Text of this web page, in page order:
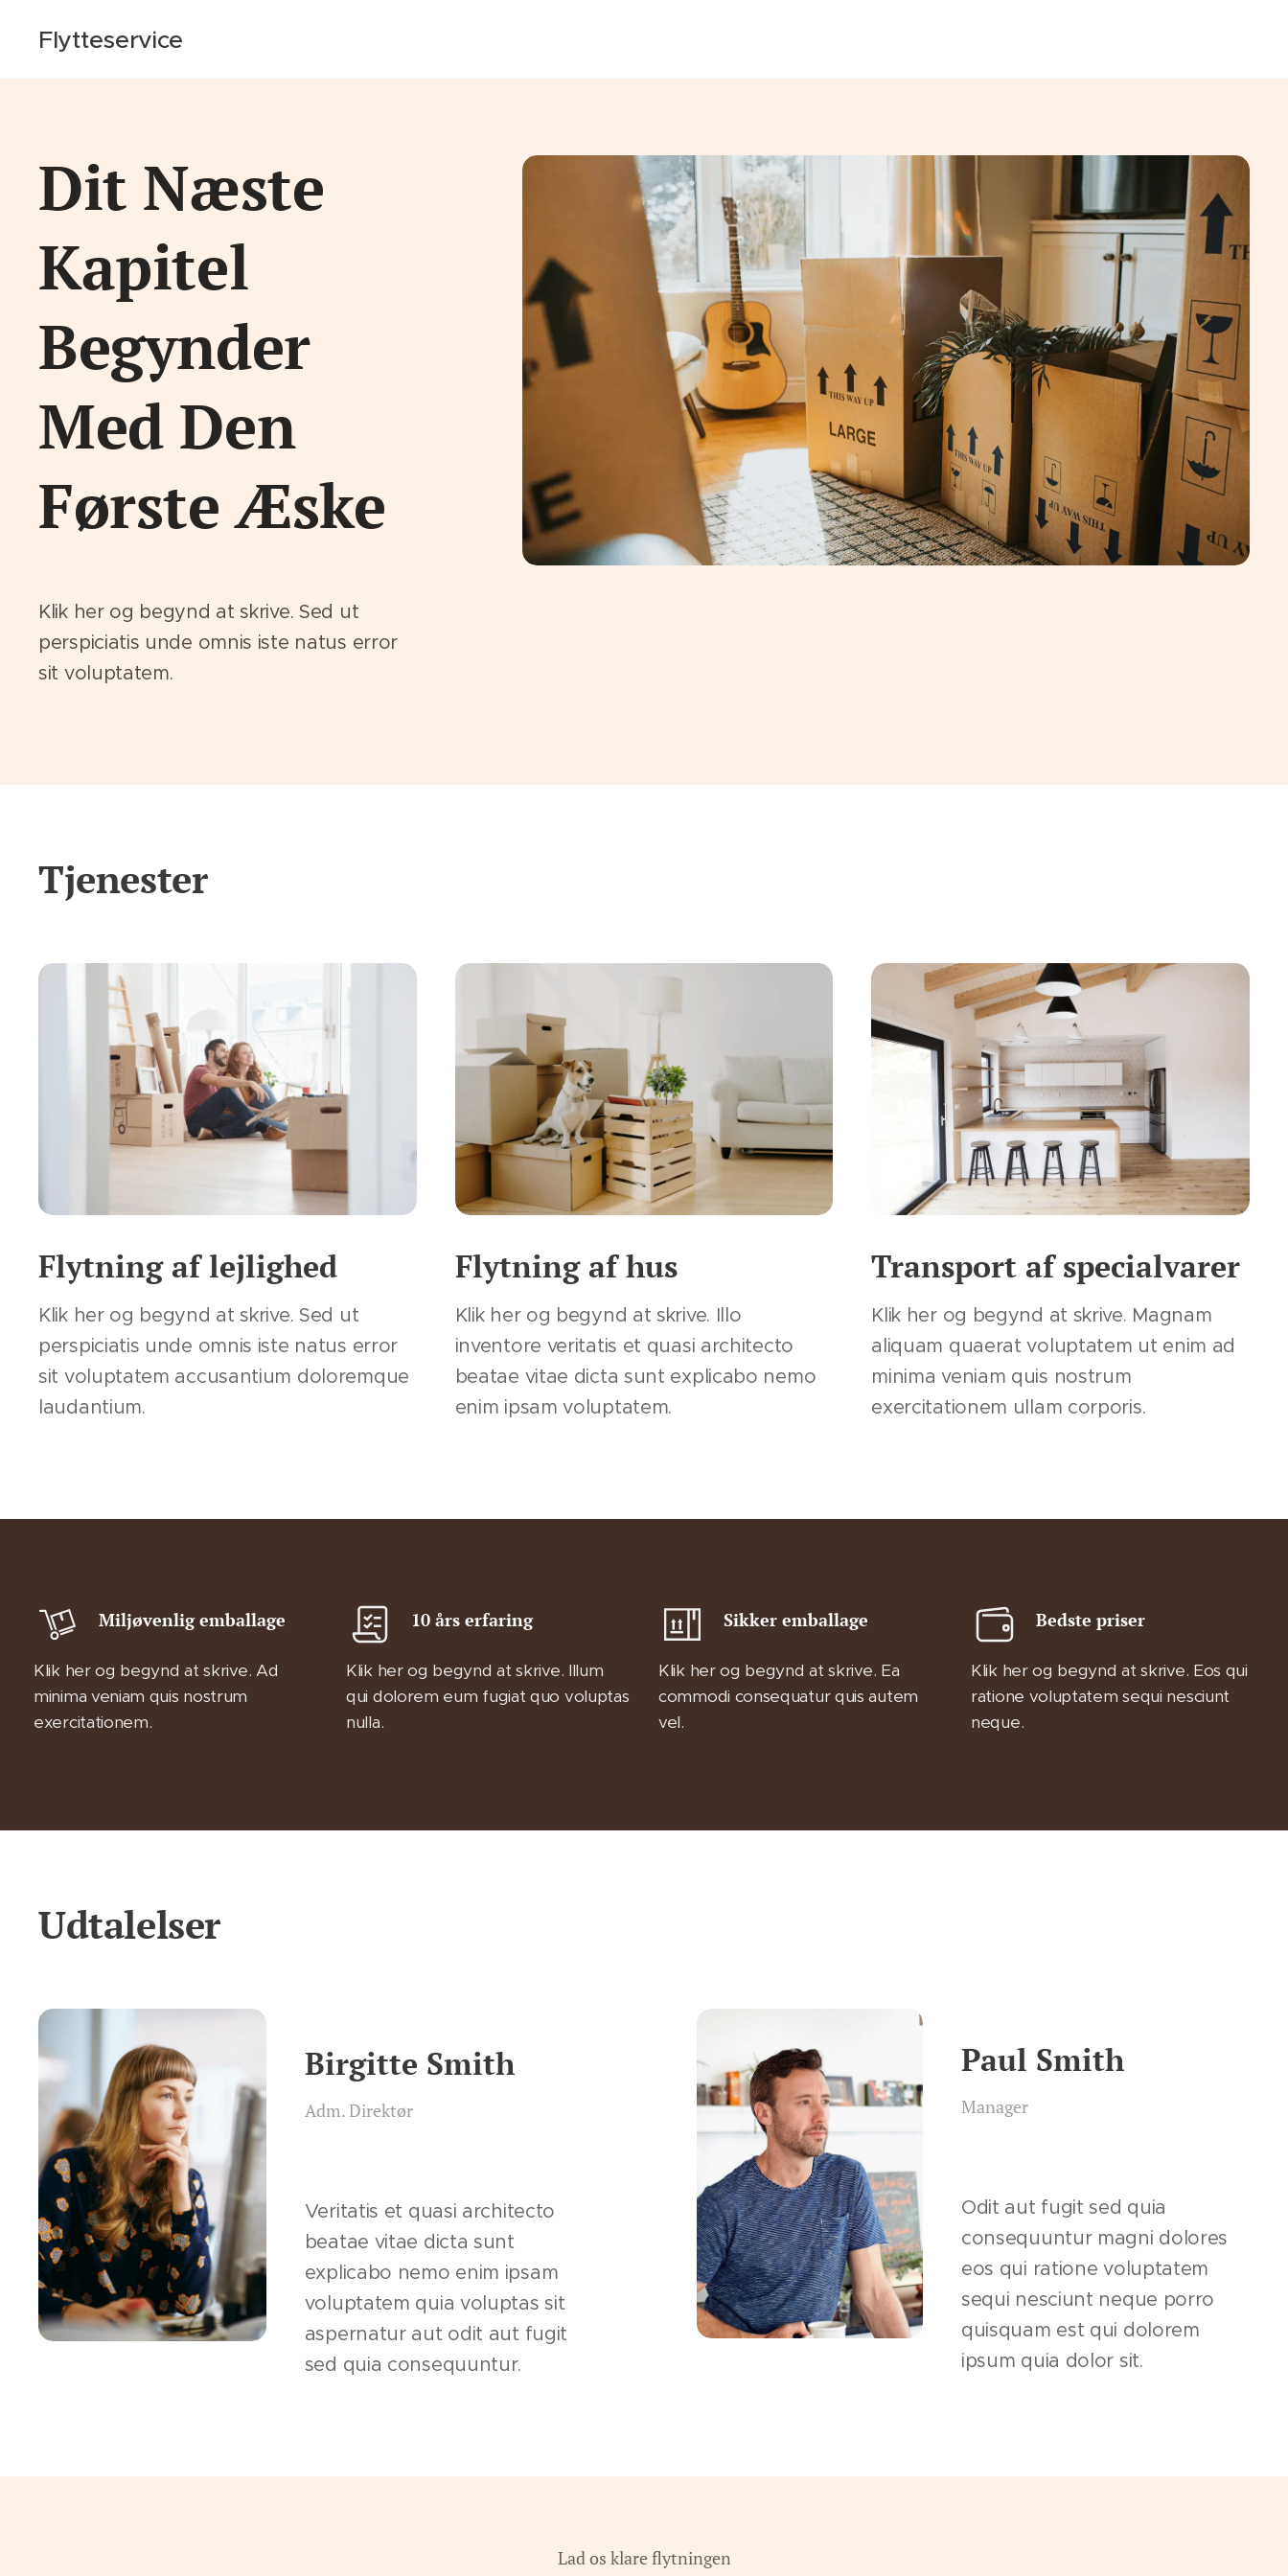
Flytteservice
Dit Næste
Kapitel
Begynder
Med Den
Første Æske
Klik her og begynd at skrive. Sed ut
perspiciatis unde omnis iste natus error
sit voluptatem.
Tjenester
Flytning af lejlighed
Klik her og begynd at skrive. Sed ut
perspiciatis unde omnis iste natus error
sit voluptatem accusantium doloremque
laudantium.
Flytning af hus
Klik her og begynd at skrive. Illo
inventore veritatis et quasi architecto
beatae vitae dicta sunt explicabo nemo
enim ipsam voluptatem.
Transport af specialvarer
Klik her og begynd at skrive. Magnam
aliquam quaerat voluptatem ut enim ad
minima veniam quis nostrum
exercitationem ullam corporis.
Miljøvenlig emballage
Klik her og begynd at skrive. Ad
minima veniam quis nostrum
exercitationem.
10 års erfaring
Klik her og begynd at skrive. Illum
qui dolorem eum fugiat quo voluptas
nulla.
Sikker emballage
Klik her og begynd at skrive. Ea
commodi consequatur quis autem
vel.
Bedste priser
Klik her og begynd at skrive. Eos qui
ratione voluptatem sequi nesciunt
neque.
Udtalelser
Birgitte Smith
Adm. Direktør
Veritatis et quasi architecto
beatae vitae dicta sunt
explicabo nemo enim ipsam
voluptatem quia voluptas sit
aspernatur aut odit aut fugit
sed quia consequuntur.
Paul Smith​
Manager
Odit aut fugit sed quia
consequuntur magni dolores
eos qui ratione voluptatem
sequi nesciunt neque porro
quisquam est qui dolorem
ipsum quia dolor sit.
Lad os klare flytningen